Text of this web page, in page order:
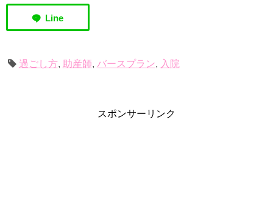
過ごし方, 助産師, バースプラン, 入院
スポンサーリンク